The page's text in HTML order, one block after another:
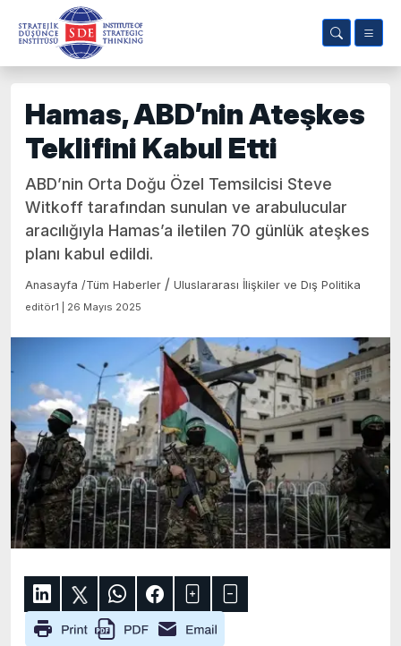
Hamas, ABD’nin Ateşkes
Teklifini Kabul Etti
ABD’nin Orta Doğu Özel Temsilcisi Steve
Witkoff tarafından sunulan ve arabulucular
aracılığıyla Hamas’a iletilen 70 günlük ateşkes
planı kabul edildi.
Anasayfa /Tüm Haberler / Uluslararası İlişkiler ve Dış Politika
editör1 | 26 Mayıs 2025